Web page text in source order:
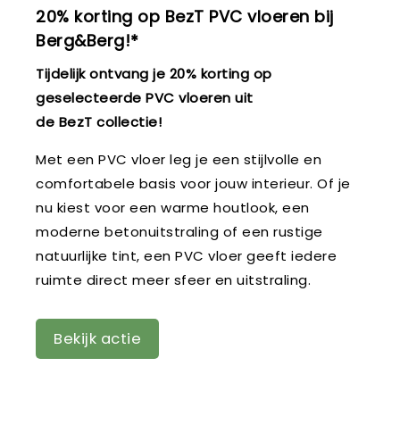
20% korting op BezT PVC vloeren bij
Berg&Berg!*
Tijdelijk ontvang je 20% korting op
geselecteerde PVC vloeren uit
de BezT collectie!
Met een PVC vloer leg je een stijlvolle en
comfortabele basis voor jouw interieur. Of je
nu kiest voor een warme houtlook, een
moderne betonuitstraling of een rustige
natuurlijke tint, een PVC vloer geeft iedere
ruimte direct meer sfeer en uitstraling.
Bekijk actie